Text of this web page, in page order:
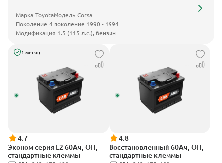
Марка ToyotaМодель Corsa
Поколение 4 поколение 1990 - 1994
Модификация 1.5 (115 л.с.), бензин
1 месяц
4.7
Эконом серия L2 60Ач, ОП,
стандартные клеммы
4.8
Восстановленный 60Ач, ОП,
стандартные клеммы